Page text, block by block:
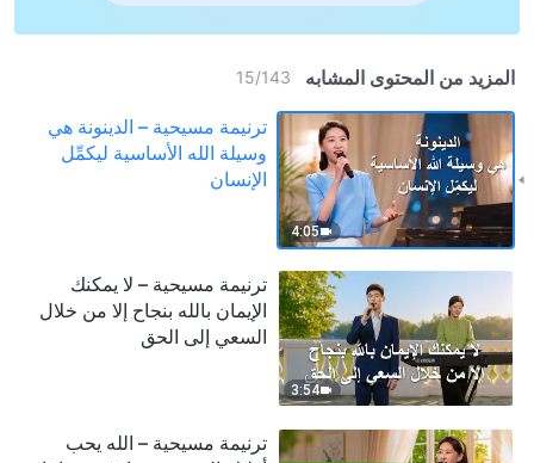
المزيد من المحتوى المشابه 15/143
4:05
ترنيمة مسيحية – الدينونة هي
وسيلة الله الأساسية ليكمِّل
الإنسان
3:54
ترنيمة مسيحية – لا يمكنك
الإيمان بالله بنجاح إلا من خلال
السعي إلى الحق
ترنيمة مسيحية – الله يحب